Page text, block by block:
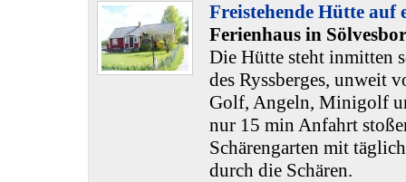
Freistehende Hütte auf
Ferienhaus in
Die Hütte steht inmitten
des Ryssberges, unweit
Golf, Angeln, Minigolf
nur 15 min Anfahrt
Schärengarten mit
durch die Schären.